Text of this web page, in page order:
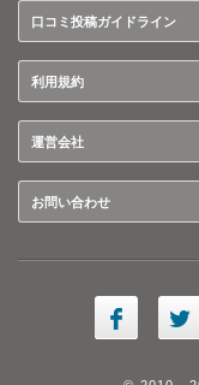
口コミ投稿ガイドライン
利用規約
運営会社
お問い合わせ